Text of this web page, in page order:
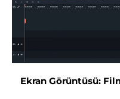
Ekran Görüntüsü: